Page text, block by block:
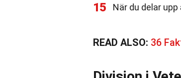
15 När du delar
READ ALSO: 36